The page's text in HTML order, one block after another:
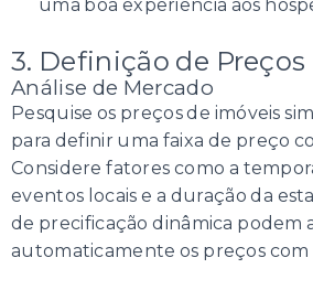
uma boa experiência aos
3. Definição de Preços
Análise de Mercado
Pesquise os preços de imóveis
para definir uma faixa de preço
Considere fatores como a
eventos locais e a duração da
de precificação dinâmica podem
automaticamente os preços com